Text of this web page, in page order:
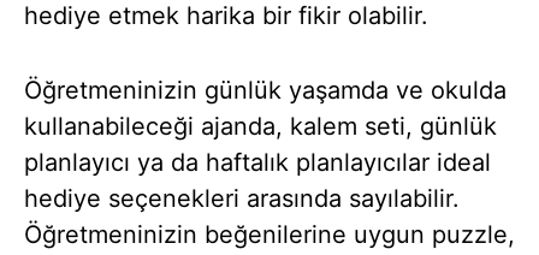
hediye etmek harika bir fikir olabilir.
Öğretmeninizin günlük yaşamda ve okulda
kullanabileceği ajanda, kalem seti, günlük
planlayıcı ya da haftalık planlayıcılar ideal
hediye seçenekleri arasında sayılabilir.
Öğretmeninizin beğenilerine uygun puzzle,